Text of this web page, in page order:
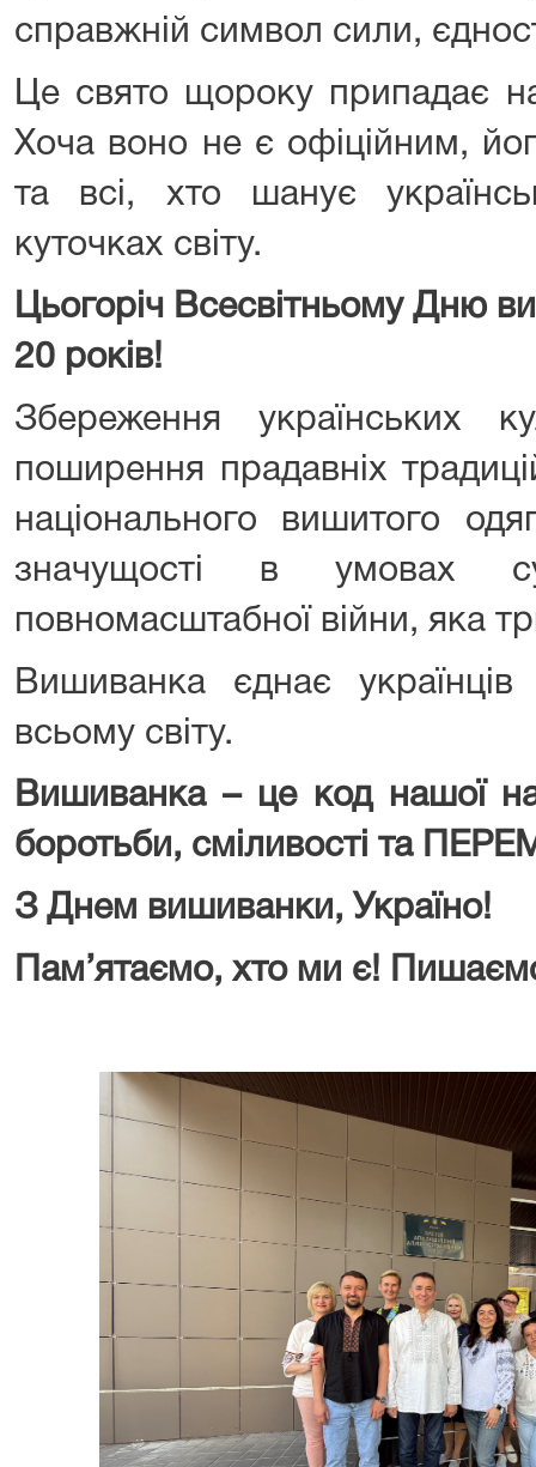
справжній символ сили,
Це свято щороку припадає
Хоча воно не є офіційним,
та всі, хто шанує
куточках світу.
Цьогоріч Всесвітньому Дню
20 років!
Збереження українських
поширення прадавніх
національного вишитого
значущості в умовах
повномасштабної війни, яка
Вишиванка єднає
всьому світу.
Вишиванка – це код нашої
боротьби, сміливості та
З Днем вишиванки, Україно!
Пам’ятаємо, хто ми є!